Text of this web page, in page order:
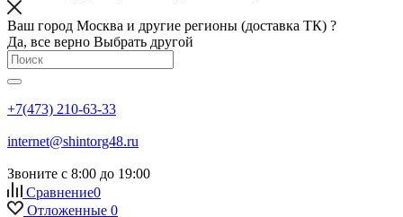
Ваш город Москва и другие регионы (доставка ТК) ?
Да, все верно Выбрать другой
+7(473) 210-63-33
internet@shintorg48.ru
Звоните с 8:00 до 19:00
Сравнение0
Отложенные 0